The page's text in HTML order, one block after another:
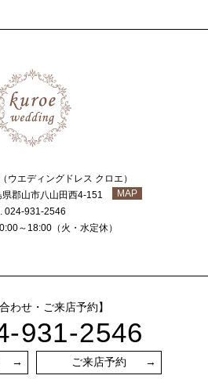
ウエディングドレス クロエ）
郡山市八山田西4-151
MAP
024-931-2546
～18:00（火・水定休）
わせ・ご来店予約】
931-2546
ご来店予約